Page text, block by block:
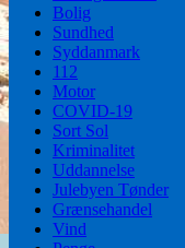
Bolig
Sundhed
Syddanmark
112
Motor
COVID-19
Sort Sol
Kriminalitet
Uddannelse
Julebyen Tønder
Grænsehandel
Vind